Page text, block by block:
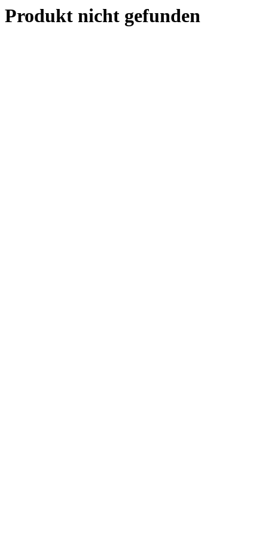
Produkt nicht gefunden